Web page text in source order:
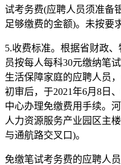
试考务费(应聘人员须准备
足够缴费的金额)。未按要
5.收费标准。根据省财政
员按每人每科30元缴纳笔
生活保障家庭的应聘人员
初审后，于2021年6月8日
中心办理免缴费用手续。
人力资源服务产业园区主
与通航路交叉口)。
免缴笔试考务费的应聘人